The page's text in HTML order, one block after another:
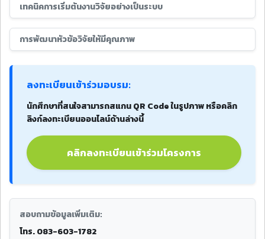
เทคนิคการเริ่มต้นงานวิจัยอย่างเป็นระบบ
การพัฒนาหัวข้อวิจัยให้มีคุณภาพ
ลงทะเบียนเข้าร่วมอบรม:
นักศึกษาที่สนใจสามารถสแกน QR Code ในรูปภาพ หรือคลิก
ลิงก์ลงทะเบียนออนไลน์ด้านล่างนี้
คลิกลงทะเบียนเข้าร่วมโครงการ
สอบถามข้อมูลเพิ่มเติม:
โทร. 083-603-1782